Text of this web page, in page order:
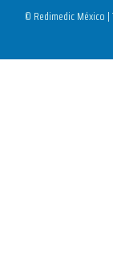
© Redimedic México |